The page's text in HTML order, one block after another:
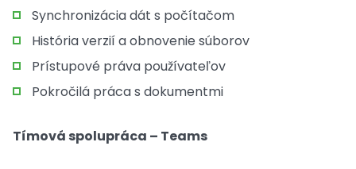
Synchronizácia dát s počítačom
História verzií a obnovenie súborov
Prístupové práva používateľov
Pokročilá práca s dokumentmi
Tímová spolupráca – Teams